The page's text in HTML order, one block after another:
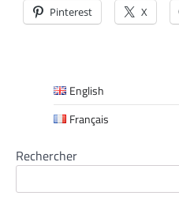
Pinterest X
English
Français
Rechercher